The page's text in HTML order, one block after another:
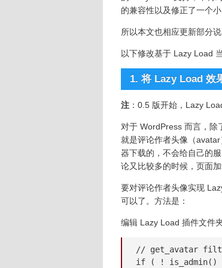
的兼容性以及修正了一个小
所以本文也相应更新部分
以下修改基于 Lazy Load
1. 将 Lazy Load 效
注 ：0.5 版开始，Lazy
对于 WordPress 而言，除
就是评论作者头像（
器下载的，不会给自己的
论又比较多的时候，页面
要对评论作者头像实现
可以了。方法是：
编辑 Lazy Load 插件文件
// get_avatar
if ( ! is_admin() ) //